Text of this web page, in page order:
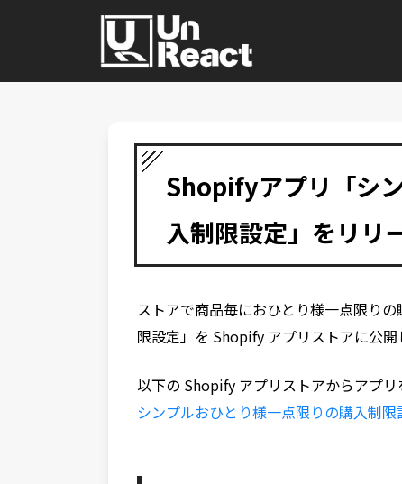
Shopifyアプリ「シ
入制限設定」をリリ
ストアで商品毎におひとり様一点限り
限設定」を Shopify アプリストアに公開
以下の Shopify アプリストアからアプリ
シンプルおひとり様一点限りの購入制限